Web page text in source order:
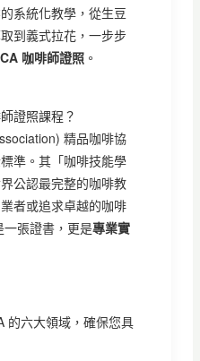
系統化教學，從生豆
到義式拉花，一步步
咖啡師證照。
證照課程？
精品咖啡協
準。其「咖啡技能學
公認最完整的咖啡教
者或追求卓越的咖啡
張證書，更是專業實
的六大領域，確保您具